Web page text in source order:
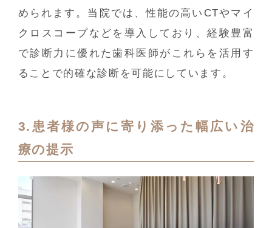
められます。当院では、性能の高いCTやマイ
クロスコープなどを導入しており、経験豊富
で診断力に優れた歯科医師がこれらを活用す
ることで的確な診断を可能にしています。
3.患者様の声に寄り添った幅広い治
療の提示